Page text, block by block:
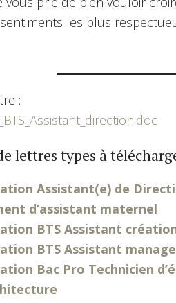
les plus
:
lettres types à
Assistant(e) de
d’assistant maternel
BTS Assistant
BTS Assistant
Bac Pro Technicien